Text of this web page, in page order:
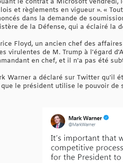
le contrat à Microsoft
et règlements en vigueur ». «
dans la demande de
de la Défense, qui a éclairé la
Floyd, un ancien chef des
virulentes de M. Trump à l'égard
en chef, et il n'a pas été
Warner a déclaré sur Twitter qu'il
le président utilise le pouvoir de